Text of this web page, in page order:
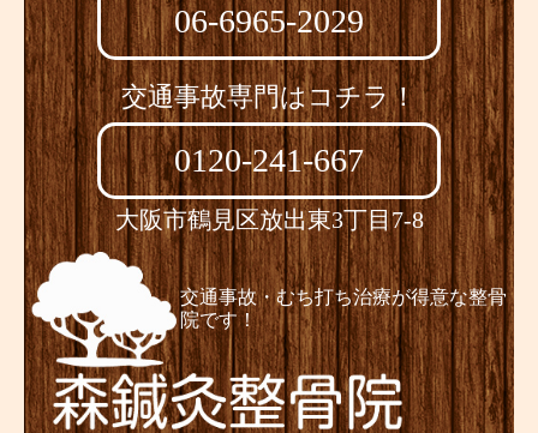
06-6965-2029
交通事故専門はコチラ！
0120-241-667
大阪市鶴見区放出東3丁目7-8
交通事故・むち打ち治療が得意な整骨
院です！